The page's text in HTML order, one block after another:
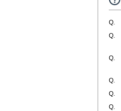
Q.
Q.
Q.
Q.
Q.
Q.